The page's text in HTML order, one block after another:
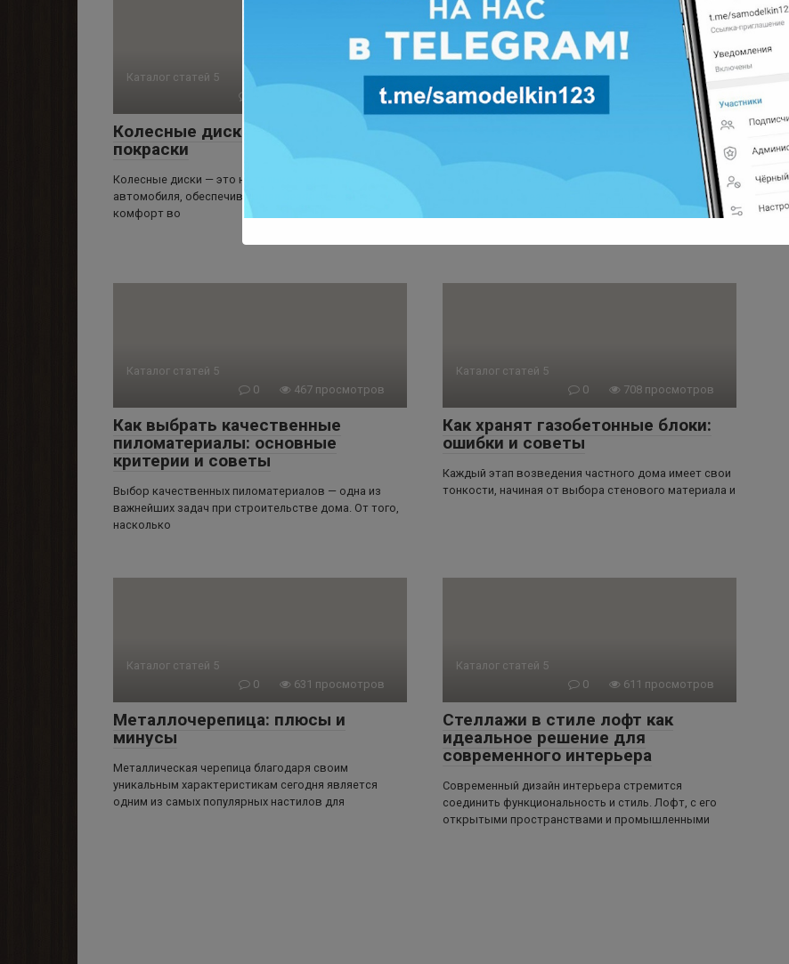
Каталог статей 5
723 просмотров
Колесные диски: порядок
покраски
Колесные диски — это не только важная часть
автомобиля, обеспечивающая безопасность и
комфорт во
Каталог статей 5
0
614 просмотров
Трехфазные дизельные генератор:
Трехфазные дизельные генераторы являются
Каталог статей 5
0
467 просмотров
Как выбрать качественные
пиломатериалы: основные
критерии и советы
Выбор качественных пиломатериалов — одна из
важнейших задач при строительстве дома. От того,
насколько
Каталог статей 5
0
708 просмотров
Как хранят газобетонные блоки:
ошибки и советы
Каждый этап возведения частного дома имеет свои
тонкости, начиная от выбора стенового материала и
Каталог статей 5
0
631 просмотров
Металлочерепица: плюсы и
минусы
Металлическая черепица благодаря своим
уникальным характеристикам сегодня является
одним из самых популярных настилов для
Каталог статей 5
0
611 просмотров
Стеллажи в стиле лофт как
идеальное решение для
современного интерьера
Современный дизайн интерьера стремится
соединить функциональность и стиль. Лофт, с его
открытыми пространствами и промышленными